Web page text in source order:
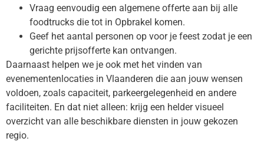
Vraag eenvoudig een algemene offerte aan bij alle
foodtrucks die tot in Opbrakel komen.
Geef het aantal personen op voor je feest zodat je een
gerichte prijsofferte kan ontvangen.
Daarnaast helpen we je ook met het vinden van
evenementenlocaties in Vlaanderen die aan jouw wensen
voldoen, zoals capaciteit, parkeergelegenheid en andere
faciliteiten. En dat niet alleen: krijg een helder visueel
overzicht van alle beschikbare diensten in jouw gekozen
regio.